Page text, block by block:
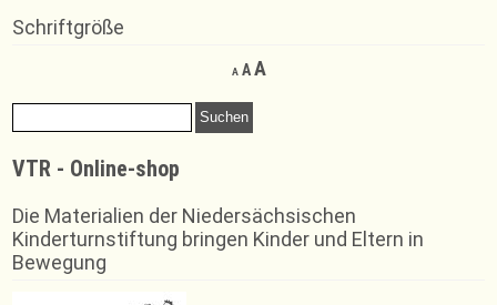
Schriftgröße
A
Decrease
font
AReset
size.
AIncrease
Suchen
nach:
VTR - Online-shop
Die Materialien der Niedersächsischen
Kinderturnstiftung bringen Kinder und Eltern in
Bewegung